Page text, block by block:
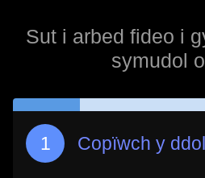
Sut i arbed fideo i
symudol o
Copïwch y